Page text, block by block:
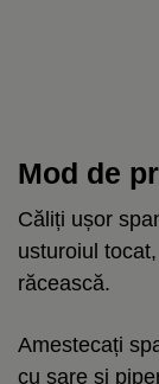
Mod de
Căliți ușor
usturoiul
răcească.
Amestecați
cu sare și